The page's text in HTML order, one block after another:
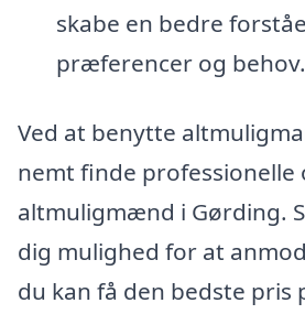
skabe en bedre
præferencer og behov.
Ved at benytte
nemt finde professionelle
altmuligmænd i Gørding.
dig mulighed for at
du kan få den bedste pris